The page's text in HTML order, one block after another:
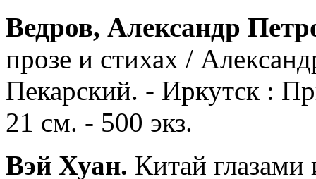
Ведров, Александр
прозе и стихах /
Пекарский. - Иркутск :
21 см. - 500 экз.
Вэй Хуан. Китай глазами